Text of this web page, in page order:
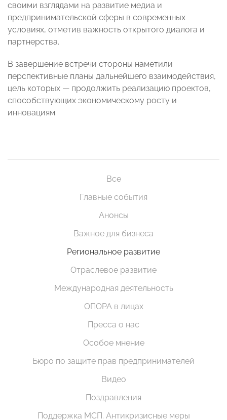
своими взглядами на развитие медиа и
предпринимательской сферы в современных
условиях, отметив важность открытого диалога и
партнерства.
В завершение встречи стороны наметили
перспективные планы дальнейшего взаимодействия,
цель которых — продолжить реализацию проектов,
способствующих экономическому росту и
инновациям.
Все
Главные события
Анонсы
Важное для бизнеса
Региональное развитие
Отраслевое развитие
Международная деятельность
ОПОРА в лицах
Пресса о нас
Особое мнение
Бюро по защите прав предпринимателей
Видео
Поздравления
Поддержка МСП. Антикризисные меры